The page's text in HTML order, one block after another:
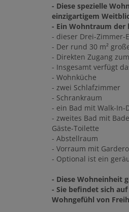
- Diese spezielle
einzigartigem
- Ein Wohntraum der
- dieser Drei-Zimmer-
- Der rund 30 m²
- Direkten Zugang
- Insgesamt verfügt
- Wohnküche
- zwei Schlafzimmer
- Schrankraum
- ein Bad mit Walk-In-
- zweites Bad mit
Gäste-Toilette
- Abstellraum
- Vorraum mit
- Optional ist ein
- Diese Wohneinheit
- Sie befindet sich
Wohngefühl von